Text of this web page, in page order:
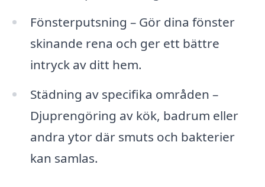
Fönsterputsning – Gör dina fönster
skinande rena och ger ett bättre
intryck av ditt hem.
Städning av specifika områden –
Djuprengöring av kök, badrum eller
andra ytor där smuts och bakterier
kan samlas.